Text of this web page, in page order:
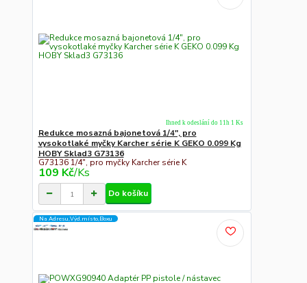
Redukce mosazná bajonetová 1/4", pro
vysokotlaké myčky Karcher série K GEKO 0.099 Kg
HOBY Sklad3 G73136
G73136 1/4", pro myčky Karcher série K
109 Kč/Ks
Ihned k odeslání do 11h 1 Ks
Do košíku
Na Adresu,Výd.místo,Boxu